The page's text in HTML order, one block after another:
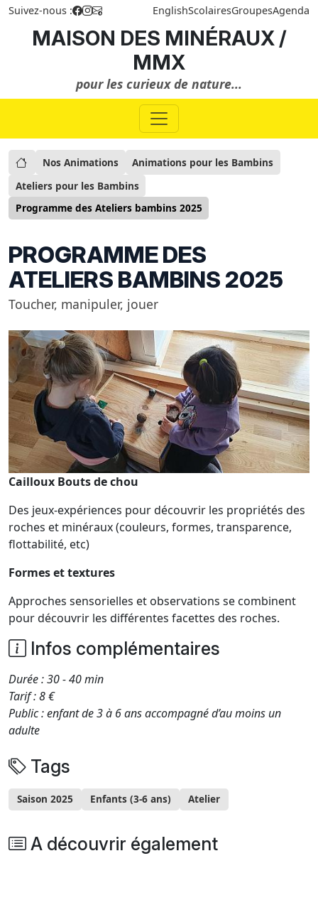
Suivez-nous : EnglishScolairesGroupesAgenda
MAISON DES MINÉRAUX /
MMX
pour les curieux de nature...
Nos Animations
Animations pour les Bambins
Ateliers pour les Bambins
Programme des Ateliers bambins 2025
PROGRAMME DES
ATELIERS BAMBINS 2025
Toucher, manipuler, jouer
Cailloux Bouts de chou
Des jeux-expériences pour découvrir les propriétés des
roches et minéraux (couleurs, formes, transparence,
flottabilité, etc)
Formes et textures
Approches sensorielles et observations se combinent
pour découvrir les différentes facettes des roches.
Infos complémentaires
Durée : 30 - 40 min
Tarif : 8 €
Public : enfant de 3 à 6 ans accompagné d’au moins un
adulte
Tags
Saison 2025 Enfants (3-6 ans) Atelier
A découvrir également